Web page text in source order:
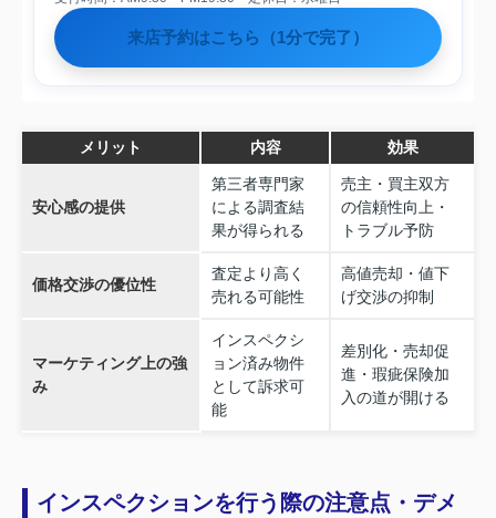
来店予約はこちら（1分で完了）
メリット 内容 効果
安心感の提供
第三者専門家
による調査結
果が得られる
売主・買主双方
の信頼性向上・
トラブル予防
価格交渉の優位性
査定より高く
売れる可能性
高値売却・値下
げ交渉の抑制
マーケティング上の強
み
インスペクシ
ョン済み物件
として訴求可
能
差別化・売却促
進・瑕疵保険加
入の道が開ける
インスペクションを行う際の注意点・デメ